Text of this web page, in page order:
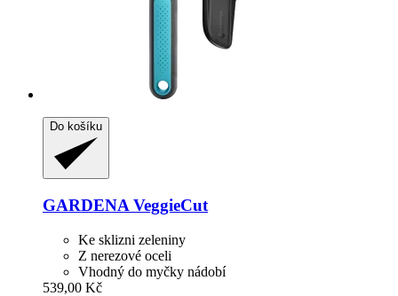
Do košíku
GARDENA VeggieCut
Ke sklizni zeleniny
Z nerezové oceli
Vhodný do myčky nádobí
539,00 Kč